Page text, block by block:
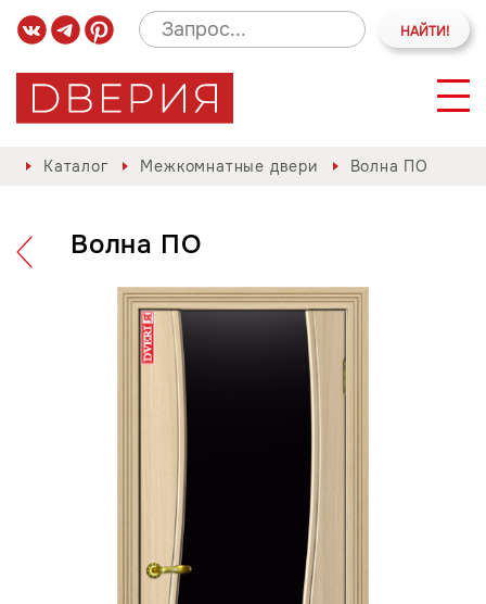
Каталог Межкомнатные двери Волна ПО
Волна ПО